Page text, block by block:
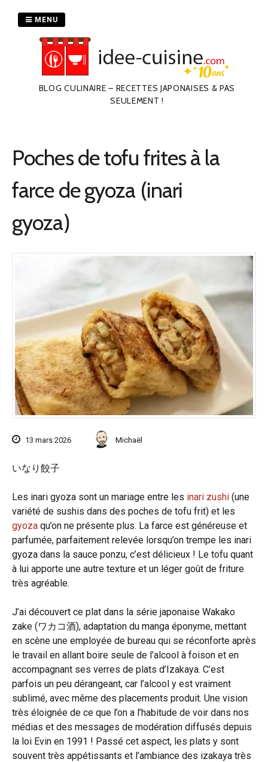
BLOG CULINAIRE – RECETTES JAPONAISES & PAS
SEULEMENT !
MENU
Poches de tofu frites à la
farce de gyoza (inari
gyoza)
13 mars 2026 Michaël
いなり餃子
Les inari gyoza sont un mariage entre les inari zushi (une
variété de sushis dans des poches de tofu frit) et les
gyoza qu’on ne présente plus. La farce est généreuse et
parfumée, parfaitement relevée lorsqu’on trempe les inari
gyoza dans la sauce ponzu, c’est délicieux ! Le tofu quant
à lui apporte une autre texture et un léger goût de friture
très agréable.
J’ai découvert ce plat dans la série japonaise Wakako
zake (ワカコ酒), adaptation du manga éponyme, mettant
en scène une employée de bureau qui se réconforte après
le travail en allant boire seule de l’alcool à foison et en
accompagnant ses verres de plats d’Izakaya. C’est
parfois un peu dérangeant, car l’alcool y est vraiment
sublimé, avec même des placements produit. Une vision
très éloignée de ce que l’on a l’habitude de voir dans nos
médias et des messages de modération diffusés depuis
la loi Evin en 1991 ! Passé cet aspect, les plats y sont
souvent très appétissants et l’ambiance des izakaya très